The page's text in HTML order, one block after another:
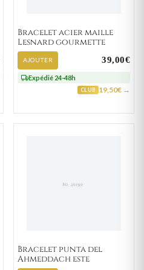
Bracelet acier maille
Lesnard gourmette
AJOUTER 39,00€
Expédié 24-48h
CLUB 19,50€ →
Bracelet punta del
Ahmeddach este